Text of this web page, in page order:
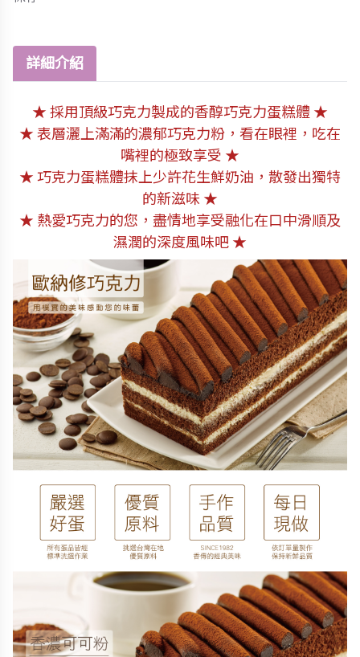
詳細介紹
★ 採用頂級巧克力製成的香醇巧克力蛋糕體 ★
★ 表層灑上滿滿的濃郁巧克力粉，看在眼裡，吃在
嘴裡的極致享受 ★
★ 巧克力蛋糕體抹上少許花生鮮奶油，散發出獨特
的新滋味 ★
★ 熱愛巧克力的您，盡情地享受融化在口中滑順及
濕潤的深度風味吧 ★